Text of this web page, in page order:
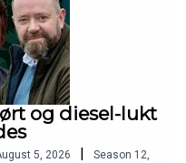
og diesel-lukt
5, 2026 | Season 12,